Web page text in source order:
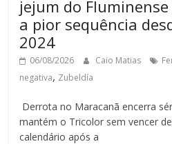
jejum do
a pior sequência
2024
06/08/2026 Caio Matias
negativa, Zubeldía
Derrota no Maracanã encerra
mantém o Tricolor sem vencer
calendário após a